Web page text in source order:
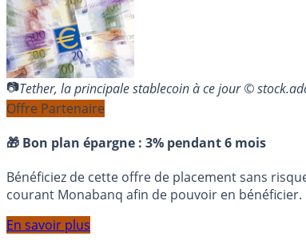
Tether, la principale stablecoin à ce jour ©
Offre Partenaire
🎁 Bon plan épargne : 3% pendant 6 mois
Bénéficiez de cette offre de placement sans
courant Monabanq afin de pouvoir en bénéficier.
En savoir plus